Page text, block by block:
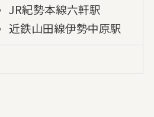
JR紀勢本線六軒駅
近鉄山田線伊勢中原駅